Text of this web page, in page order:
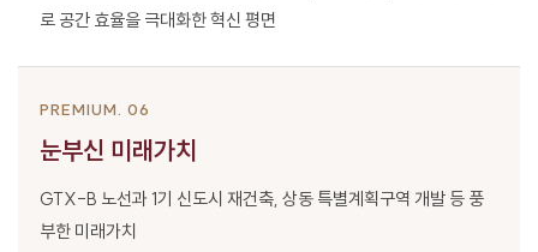
로 공간 효율을 극대화한 혁신 평면
PREMIUM. 06
눈부신 미래가치
GTX-B 노선과 1기 신도시 재건축, 상동 특별계획구역 개발 등 풍
부한 미래가치